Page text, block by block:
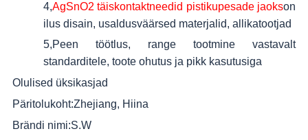
4,AgSnO2 täiskontaktneedid pistikupesade jaokson
ilus disain, usaldusväärsed materjalid, allikatootjad
5,Peen töötlus, range tootmine vastavalt
standarditele, toote ohutus ja pikk kasutusiga
Olulised üksikasjad
Päritolukoht:Zhejiang, Hiina
Brändi nimi:S.W